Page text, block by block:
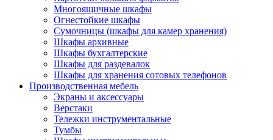
Многоящичные шкафы
Огнестойкие шкафы
Сумочницы (шкафы для камер хранения)
Шкафы архивные
Шкафы бухгалтерские
Шкафы для раздевалок
Шкафы для хранения сотовых телефонов
Производственная мебель
Экраны и аксессуары
Верстаки
Тележки инструментальные
Тумбы